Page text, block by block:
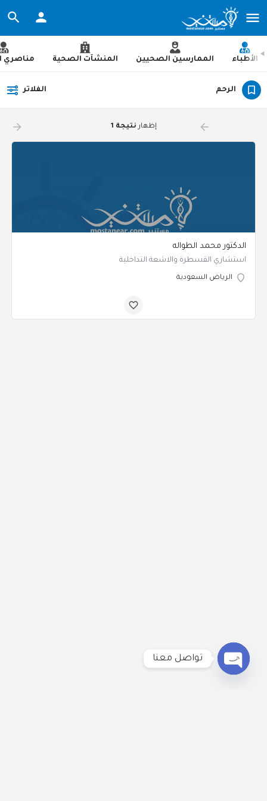
الأطباء الممارسين الصحيين المنشآت الصحية مناصري
الرحم الفلاتر
arrow_backward إظهار نتيجة 1 arrow_forward
الدكتور محمد الطواله
استشاري القسطرة والاشعة التداخلية
الرياض السعودية
تواصل معنا